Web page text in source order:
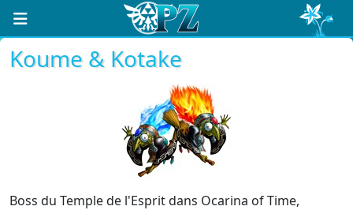
Koume & Kotake
Boss du Temple de l'Esprit dans Ocarina of Time,